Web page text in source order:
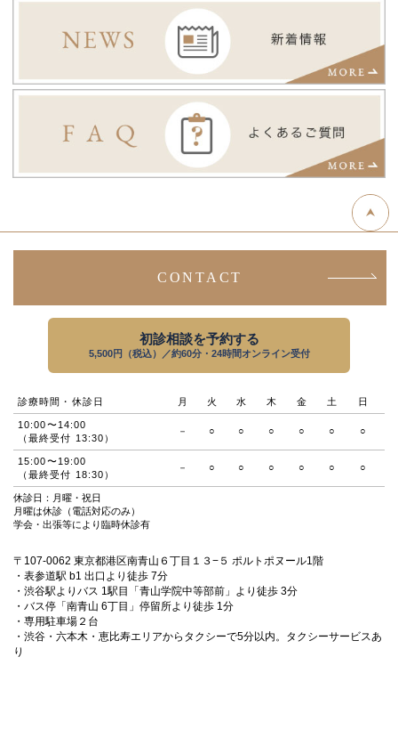
CONTACT
初診相談を予約する
5,500円（税込）／約60分・24時間オンライン受付
診療時間・休診日 月 火 水 木 金 土 日
10:00〜14:00
（最終受付 13:30）
－ ○ ○ ○ ○ ○ ○
15:00〜19:00
（最終受付 18:30）
－ ○ ○ ○ ○ ○ ○
休診日：月曜・祝日
月曜は休診（電話対応のみ）
学会・出張等により臨時休診有
〒107-0062 東京都港区南青山６丁目１３−５ ポルトポヌール1階
・表参道駅 b1 出口より徒歩 7分
・渋谷駅よりバス 1駅目「青山学院中等部前」より徒歩 3分
・バス停「南青山 6丁目」停留所より徒歩 1分
・専用駐車場２台
・渋谷・六本木・恵比寿エリアからタクシーで5分以内。タクシーサービスあ
り